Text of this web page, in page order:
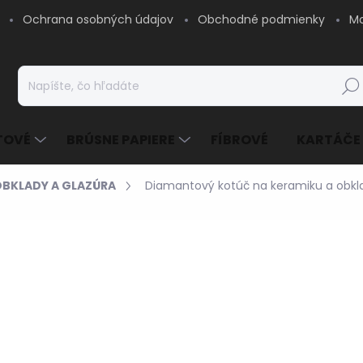
Ochrana osobných údajov Obchodné podmienky
Hľadať
A GLAZÚRA Diamantový kotúč na keramiku a